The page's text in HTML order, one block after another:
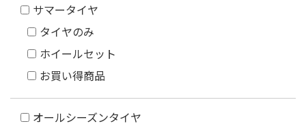
サマータイヤ
タイヤのみ
ホイールセット
お買い得商品
オールシーズンタイヤ